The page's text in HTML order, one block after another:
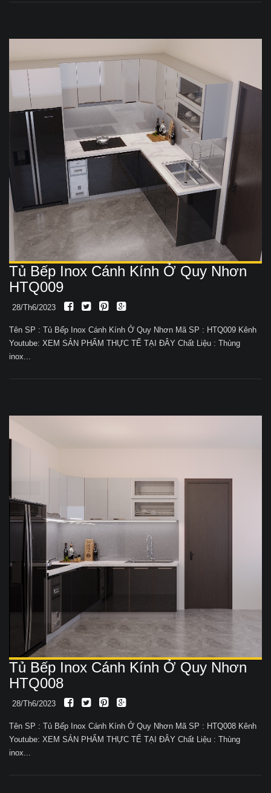
Tủ Bếp Inox Cánh Kính Ở Quy Nhơn
HTQ009
28/Th6/2023
Tên SP : Tủ Bếp Inox Cánh Kính Ở Quy Nhơn Mã SP : HTQ009 Kênh
Youtube: XEM SẢN PHẨM THỰC TẾ TẠI ĐÂY Chất Liệu : Thùng
inox...
Tủ Bếp Inox Cánh Kính Ở Quy Nhơn
HTQ008
28/Th6/2023
Tên SP : Tủ Bếp Inox Cánh Kính Ở Quy Nhơn Mã SP : HTQ008 Kênh
Youtube: XEM SẢN PHẨM THỰC TẾ TẠI ĐÂY Chất Liệu : Thùng
inox...